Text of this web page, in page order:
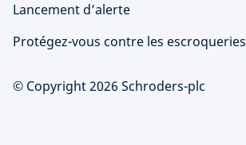
Lancement d’alerte
Protégez-vous contre les escroqueries
© Copyright 2026 Schroders-plc